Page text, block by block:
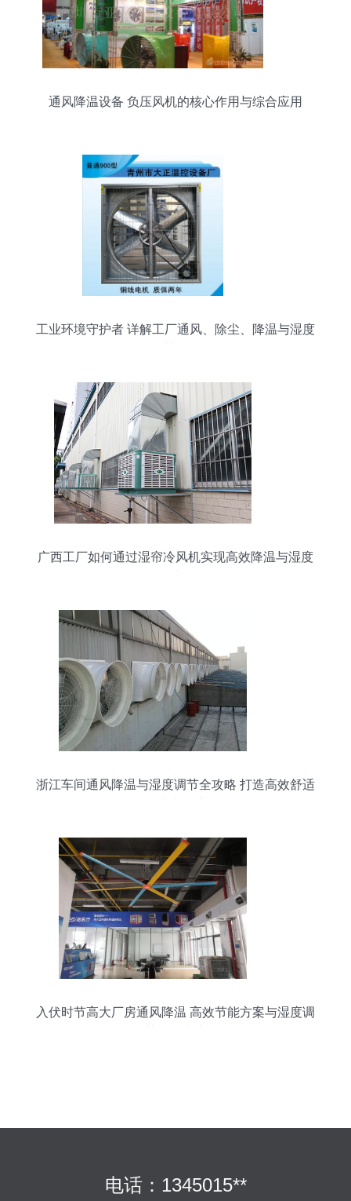
通风降温设备 负压风机的核心作用与综合应用
工业环境守护者 详解工厂通风、除尘、降温与湿度
广西工厂如何通过湿帘冷风机实现高效降温与湿度
浙江车间通风降温与湿度调节全攻略 打造高效舒适
入伏时节高大厂房通风降温 高效节能方案与湿度调
电话：1345015**